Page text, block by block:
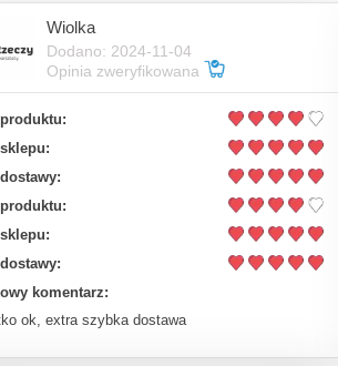
Wiolka
Dodano: 2024-11-04
Opinia zweryfikowana
komentarz:
ok, extra szybka dostawa